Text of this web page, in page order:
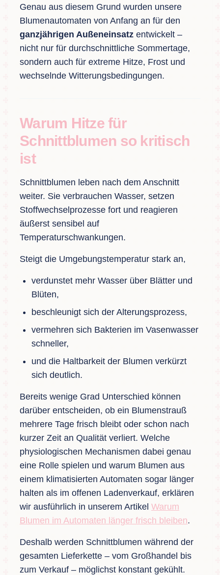
Genau aus diesem Grund wurden unsere
Blumenautomaten von Anfang an für den
ganzjährigen Außeneinsatz entwickelt –
nicht nur für durchschnittliche Sommertage,
sondern auch für extreme Hitze, Frost und
wechselnde Witterungsbedingungen.
Warum Hitze für
Schnittblumen so kritisch
ist
Schnittblumen leben nach dem Anschnitt
weiter. Sie verbrauchen Wasser, setzen
Stoffwechselprozesse fort und reagieren
äußerst sensibel auf
Temperaturschwankungen.
Steigt die Umgebungstemperatur stark an,
verdunstet mehr Wasser über Blätter und
Blüten,
beschleunigt sich der Alterungsprozess,
vermehren sich Bakterien im Vasenwasser
schneller,
und die Haltbarkeit der Blumen verkürzt
sich deutlich.
Bereits wenige Grad Unterschied können
darüber entscheiden, ob ein Blumenstrauß
mehrere Tage frisch bleibt oder schon nach
kurzer Zeit an Qualität verliert. Welche
physiologischen Mechanismen dabei genau
eine Rolle spielen und warum Blumen aus
einem klimatisierten Automaten sogar länger
halten als im offenen Ladenverkauf, erklären
wir ausführlich in unserem Artikel Warum
Blumen im Automaten länger frisch bleiben.
Deshalb werden Schnittblumen während der
gesamten Lieferkette – vom Großhandel bis
zum Verkauf – möglichst konstant gekühlt.